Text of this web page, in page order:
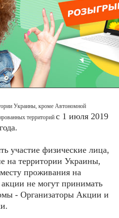
Украины, кроме Автономной
территорий с 1 июля 2019
участие физические лица,
на территории Украины,
проживания на
не могут принимать
- Организаторы Акции и